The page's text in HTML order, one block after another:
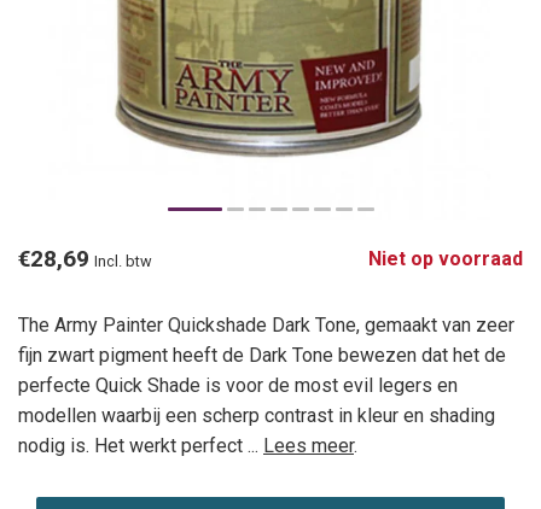
€28,69 Incl. btw Niet op voorraad
The Army Painter Quickshade Dark Tone, gemaakt van zeer
fijn zwart pigment heeft de Dark Tone bewezen dat het de
perfecte Quick Shade is voor de most evil legers en
modellen waarbij een scherp contrast in kleur en shading
nodig is. Het werkt perfect ... Lees meer.